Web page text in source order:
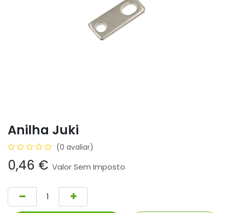
Anilha Juki
(0 avaliar)
0,46 € Valor Sem Imposto